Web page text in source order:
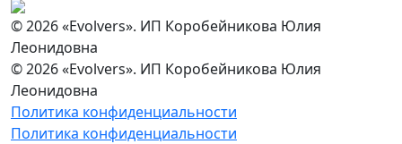
© 2026 «Evolvers». ИП Коробейникова Юлия
Леонидовна
© 2026 «Evolvers». ИП Коробейникова Юлия
Леонидовна
Политика конфиденциальности
Политика конфиденциальности